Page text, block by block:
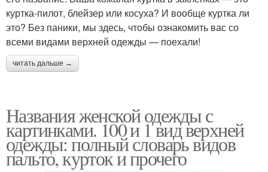
куртка-пилот, блейзер или косуха? И вообще куртка ли
это? Без паники, мы здесь, чтобы ознакомить вас со
всеми видами верхней одежды — поехали!
читать дальше →
Названия женской одежды с
картинками. 100 и 1 вид верхней
одежды: полный словарь видов
пальто, курток и прочего